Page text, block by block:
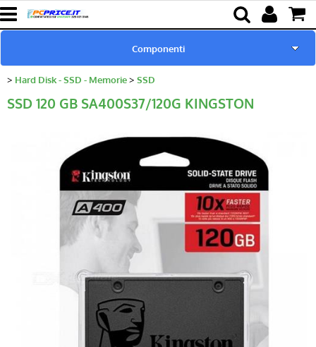
Home page
Batterie & Alimentatori
Ricambi per Notebook
Componenti
Lampade proiettori
Hard Disk - SSD - Memorie SSD
SSD 120 GB SA400S37/120G KINGSTON